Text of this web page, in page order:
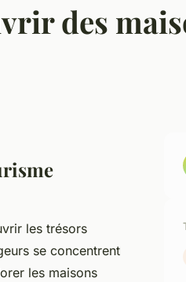
des
les trésors
se concentrent
les maisons